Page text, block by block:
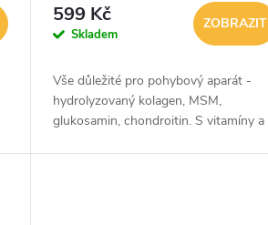
599 Kč
Skladem
ZOBRAZIT
Vše důležité pro pohybový aparát -
hydrolyzovaný kolagen, MSM,
glukosamin, chondroitin. S vitamíny a